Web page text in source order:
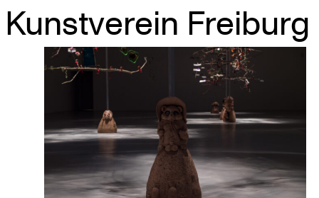
Kunstverein Freiburg
Skip
to
content